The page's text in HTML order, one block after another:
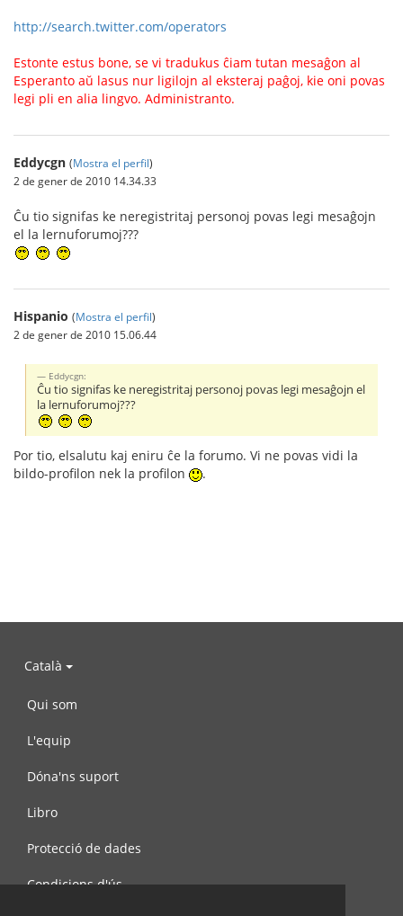
http://search.twitter.com/operators
Estonte estus bone, se vi tradukus ĉiam tutan mesaĝon al
Esperanto aŭ lasus nur ligilojn al eksteraj paĝoj, kie oni povas
legi pli en alia lingvo. Administranto.
Eddycgn (Mostra el perfil)
2 de gener de 2010 14.34.33
Ĉu tio signifas ke neregistritaj personoj povas legi mesaĝojn
el la lernuforumoj???
Hispanio (Mostra el perfil)
2 de gener de 2010 15.06.44
Eddycgn:
Ĉu tio signifas ke neregistritaj personoj povas legi mesaĝojn el
la lernuforumoj???
Por tio, elsalutu kaj eniru ĉe la forumo. Vi ne povas vidi la
bildo-profilon nek la profilon
.
Català
Qui som
L'equip
Dóna'ns suport
Libro
Protecció de dades
Condicions d'ús